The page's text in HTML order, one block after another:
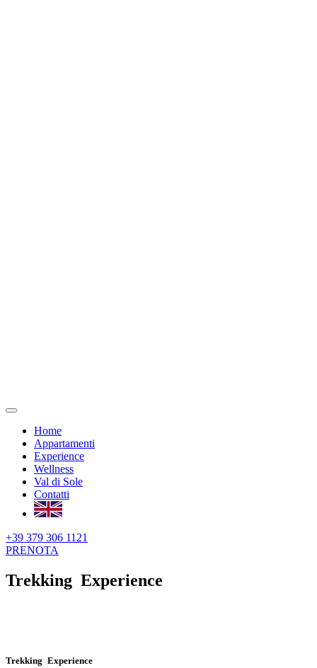
Home
Appartamenti
Experience
Wellness
Val di Sole
Contatti
+39 379 306 1121
PRENOTA
Trekking Experience
Trekking Experience